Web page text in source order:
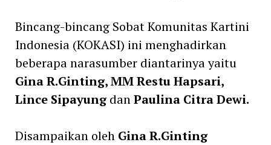
Bincang-bincang Sobat Komunitas Kartini
Indonesia (KOKASI) ini menghadirkan
beberapa narasumber diantarinya yaitu
Gina R.Ginting, MM Restu Hapsari,
Lince Sipayung danPaulina Citra Dewi.
Disampaikan oleh Gina R.Ginting